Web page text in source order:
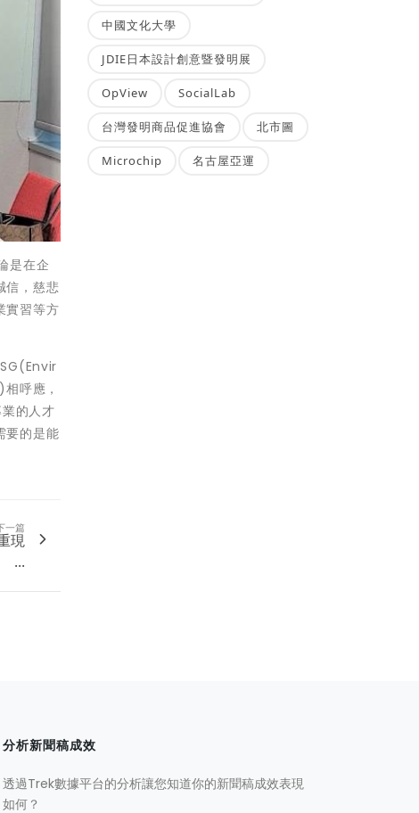
是在企
信，慈悲
實習等方
呼應，
的人才
要的是能
一篇
現
...
中國文化大學
JDIE日本設計創意暨發明展
OpView SocialLab
台灣發明商品促進協會 北市圖
Microchip 名古屋亞運
分析新聞稿成效
透過Trek數據平台的分析讓您知道你的新聞稿成效表現
如何？